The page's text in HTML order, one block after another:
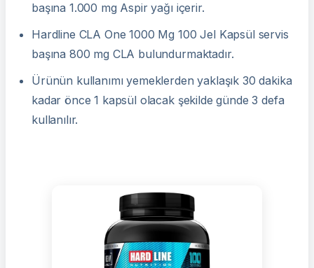
başına 1.000 mg Aspir yağı içerir.
Hardline CLA One 1000 Mg 100 Jel Kapsül servis
başına 800 mg CLA bulundurmaktadır.
Ürünün kullanımı yemeklerden yaklaşık 30 dakika
kadar önce 1 kapsül olacak şekilde günde 3 defa
kullanılır.